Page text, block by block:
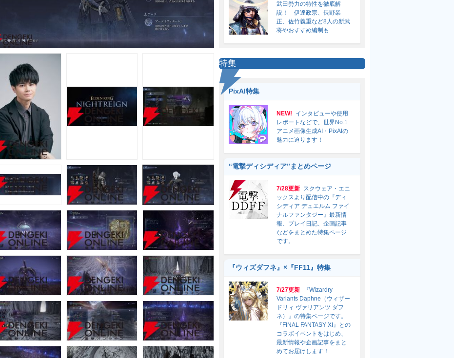
武田勢力の特性を徹底解
説！ 伊達政宗、長野業
正、佐竹義重など8人の新武
将やおすすめ編制も
特集
PixAI特集
NEW!
インタビューや使用
レポートなどで、世界No.1
アニメ画像生成AI・PixAIの
魅力に迫ります！
“電撃ディシディア”まとめページ
7/28更新 スクウェア・エニ
ックスより配信中の『ディ
シディア デュエルム ファイ
ナルファンタジー』最新情
報、プレイ日記、企画記事
などをまとめた特集ページ
です。
『ウィズダフネ』×『FF11』特集
7/27更新
『Wizardry
Variants Daphne（ウィザー
ドリィ ヴァリアンツ ダフ
ネ）』の特集ページです。
『FINAL FANTASY XI』との
コラボイベントをはじめ、
最新情報や企画記事をまと
めてお届けします！